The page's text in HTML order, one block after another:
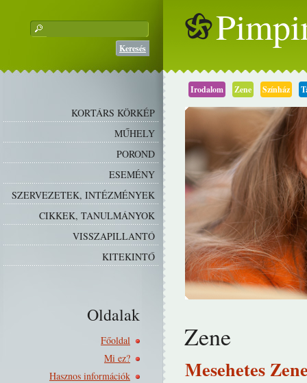
Keresés
KORTÁRS KÖRKÉP
MŰHELY
POROND
ESEMÉNY
SZERVEZETEK, INTÉZMÉNYEK
CIKKEK, TANULMÁNYOK
VISSZAPILLANTÓ
KITEKINTŐ
Oldalak
Főoldal
Mi ez?
Hasznos információk
Irodalom Zene Színház
Zene
Mesehetes